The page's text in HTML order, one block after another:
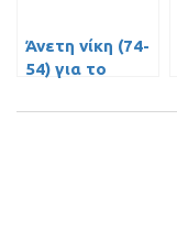
Άνετη νίκη (74-
54) για το
Περιστερίου